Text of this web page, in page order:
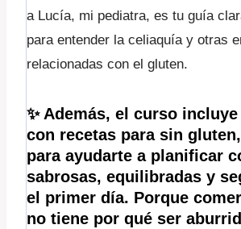
a Lucía, mi pediatra, es tu guía
para entender la celiaquía y otras
relacionadas con el gluten.
✨ Además, el curso
con recetas para sin gluten,
para ayudarte a planificar
sabrosas, equilibradas y
el primer día. Porque
no tiene por qué ser